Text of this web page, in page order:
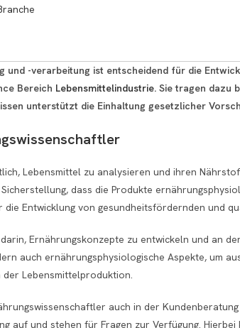
und -verarbeitung ist entscheidend für die
Bereich Lebensmittelindustrie. Sie tragen dazu
unterstützt die Einhaltung gesetzlicher
Lebensmittel zu analysieren und ihren
dass die Produkte
Entwicklung von gesundheitsfördernden und
Ernährungskonzepte zu entwickeln und an
auch ernährungsphysiologische Aspekte, um
Lebensmittelproduktion.
auch in der
auf und stehen für Fragen zur Verfügung.